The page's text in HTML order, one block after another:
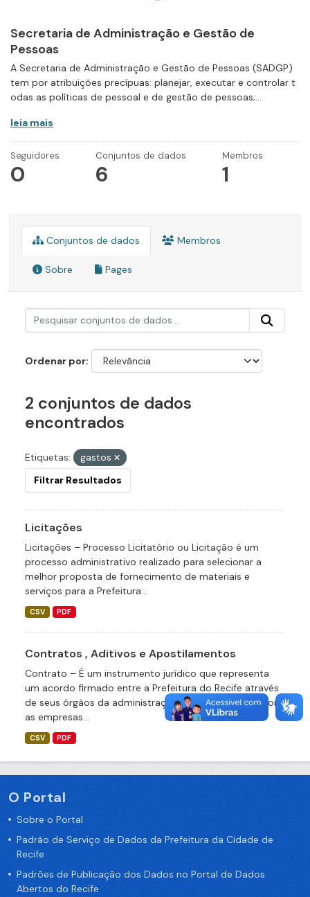
Secretaria de Administração e Gestão de
Pessoas
A Secretaria de Administração e Gestão de Pessoas (SADGP)
tem por atribuições precípuas: planejar, executar e controlar t
odas as políticas de pessoal e de gestão de pessoas;...
leia mais
Seguidores
0
Conjuntos de dados
6
Membros
1
Conjuntos de dados Membros
Sobre Pages
Ordenar por
2 conjuntos de dados
encontrados
Etiquetas:
gastos
Filtrar Resultados
Licitações
Licitações – Processo Licitatório ou Licitação é um
processo administrativo realizado para selecionar a
melhor proposta de fornecimento de materiais e
serviços para a Prefeitura...
CSV PDF
Contratos , Aditivos e Apostilamentos
Contrato – É um instrumento jurídico que representa
um acordo firmado entre a Prefeitura do Recife através
de seus órgãos da administração direta ou indireta com
as empresas...
CSV PDF
O Portal
Sobre o Portal
Padrão de Serviço de Dados da Prefeitura da Cidade de
Recife
Padrões de Publicação dos Dados no Portal de Dados
Abertos do Recife